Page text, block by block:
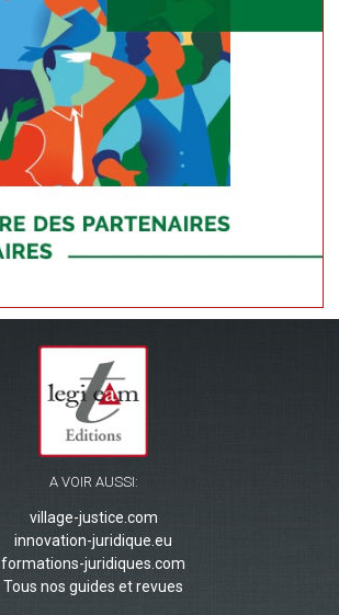
A VOIR AUSSI:
village-justice.com
innovation-juridique.eu
formations-juridiques.com
Tous nos guides et revues